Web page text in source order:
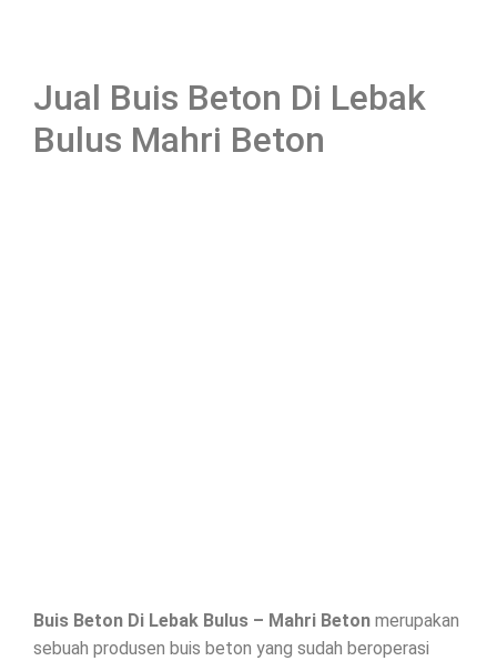
Jual Buis Beton Di Lebak
Bulus Mahri Beton
Buis Beton Di Lebak Bulus – Mahri Beton merupakan
sebuah produsen buis beton yang sudah beroperasi